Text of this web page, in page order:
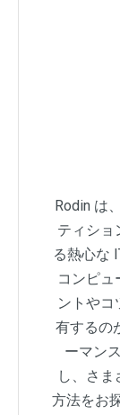
Rodin は
ティショ
る熱心な
コンピュ
ントやコ
有するの
ーマン
し、さ
方法をお